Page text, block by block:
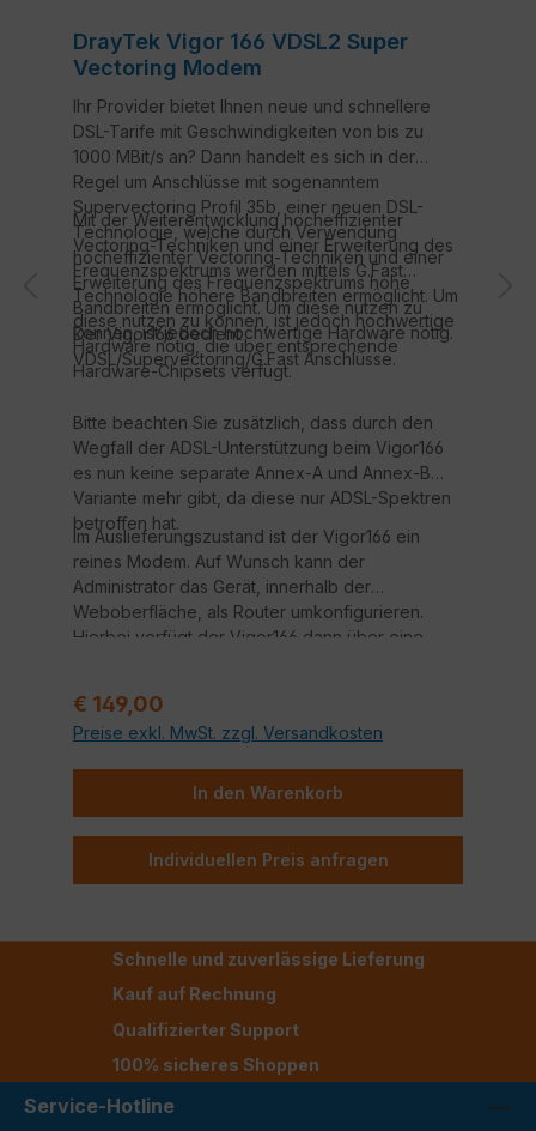
DrayTek Vigor 166 VDSL2 Super
Vectoring Modem
Ihr Provider bietet Ihnen neue und schnellere
DSL-Tarife mit Geschwindigkeiten von bis zu
1000 MBit/s an? Dann handelt es sich in der
Regel um Anschlüsse mit sogenanntem
Supervectoring Profil 35b, einer neuen DSL-
Technologie, welche durch Verwendung
hocheffizienter Vectoring-Techniken und einer
Erweiterung des Frequenzspektrums hohe
Bandbreiten ermöglicht. Um diese nutzen zu
können, ist jedoch hochwertige Hardware nötig.
Mit der Weiterentwicklung hocheffizienter
Vectoring-Techniken und einer Erweiterung des
Frequenzspektrums werden mittels G.Fast
Technologie höhere Bandbreiten ermöglicht. Um
diese nutzen zu können, ist jedoch hochwertige
Hardware nötig, die über entsprechende
Hardware-Chipsets verfügt.
Der Vigor166 bedient
VDSL/Supervectoring/G.Fast Anschlüsse.
Bitte beachten Sie zusätzlich, dass durch den
Wegfall der ADSL-Unterstützung beim Vigor166
es nun keine separate Annex-A und Annex-B
Variante mehr gibt, da diese nur ADSL-Spektren
betroffen hat.
Im Auslieferungszustand ist der Vigor166 ein
reines Modem. Auf Wunsch kann der
Administrator das Gerät, innerhalb der
Weboberfläche, als Router umkonfigurieren.
Hierbei verfügt der Vigor166 dann über eine
Regulärer Preis:
€ 149,00
Preise exkl. MwSt. zzgl. Versandkosten
In den Warenkorb
Individuellen Preis anfragen
Schnelle und zuverlässige Lieferung
Kauf auf Rechnung
Qualifizierter Support
100% sicheres Shoppen
Service-Hotline